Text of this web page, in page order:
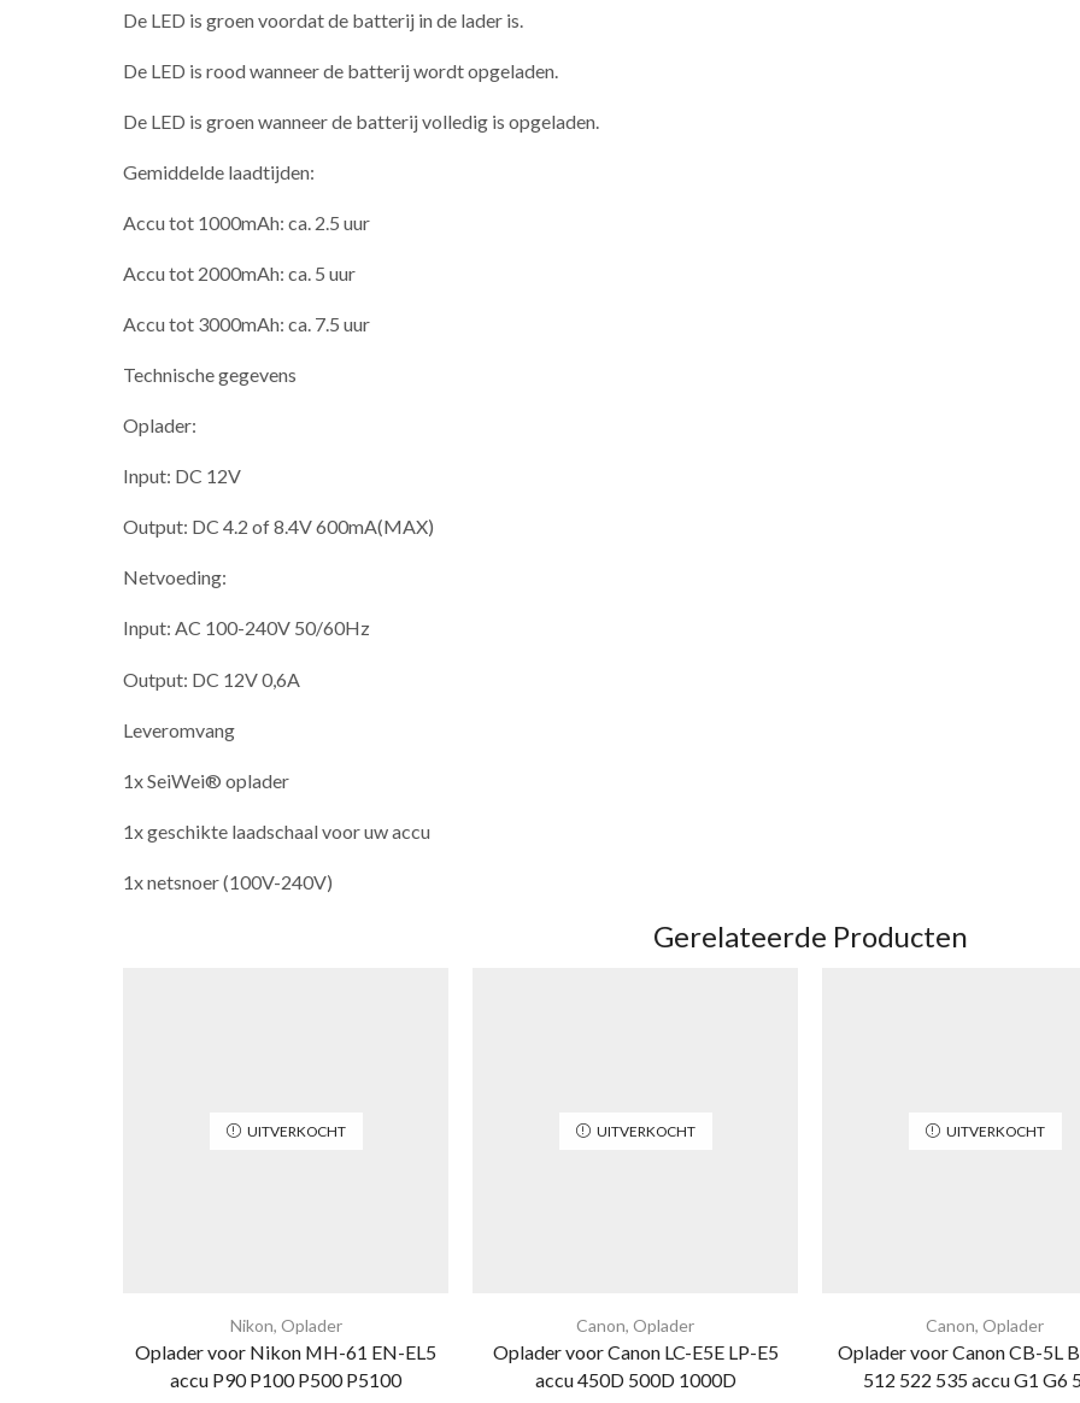
De LED is groen voordat de batterij in de lader is.
De LED is rood wanneer de batterij wordt opgeladen.
De LED is groen wanneer de batterij volledig is opgeladen.
Gemiddelde laadtijden:
Accu tot 1000mAh: ca. 2.5 uur
Accu tot 2000mAh: ca. 5 uur
Accu tot 3000mAh: ca. 7.5 uur
Technische gegevens
Oplader:
Input: DC 12V
Output: DC 4.2 of 8.4V 600mA(MAX)
Netvoeding:
Input: AC 100-240V 50/60Hz
Output: DC 12V 0,6A
Leveromvang
1x SeiWei® oplader
1x geschikte laadschaal voor uw accu
1x netsnoer (100V-240V)
Gerelateerde Producten
UITVERKOCHT
Nikon, Oplader
Oplader voor Nikon MH-61 EN-EL5
accu P90 P100 P500 P5100
UITVERKOCHT
Canon, Oplader
Oplader voor Canon LC-E5E LP-E5
accu 450D 500D 1000D
UITVERKOCHT
Canon, Oplader
Oplader voor Canon CB-5L
512 522 535 accu G1 G6